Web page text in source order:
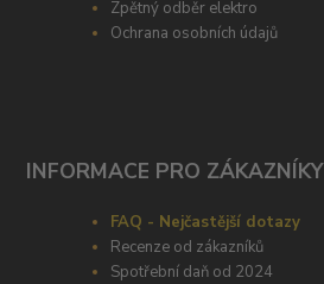
Zpětný odběr elektro
Ochrana osobních údajů
INFORMACE PRO ZÁKAZNÍKY
FAQ - Nejčastější dotazy
Recenze od zákazníků
Spotřební daň od 2024